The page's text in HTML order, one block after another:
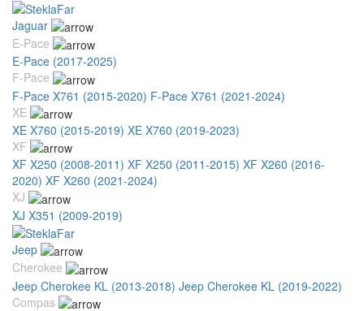
Jaguar
E-Pace
E-Pace (2017-2025)
F-Pace
F-Pace X761 (2015-2020) F-Pace X761 (2021-2024)
XE
XE X760 (2015-2019) XE X760 (2019-2023)
XF
XF X250 (2008-2011) XF X250 (2011-2015) XF X260 (2016-
2020) XF X260 (2021-2024)
XJ
XJ X351 (2009-2019)
Jeep
Cherokee
Jeep Cherokee KL (2013-2018) Jeep Cherokee KL (2019-2022)
Compas